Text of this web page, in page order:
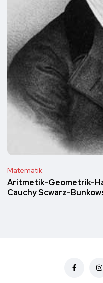
Matematik
Aritmetik-Geometrik-
Cauchy Scwarz-